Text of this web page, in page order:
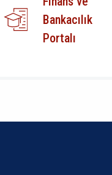
Bankacılık
Portalı